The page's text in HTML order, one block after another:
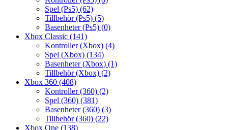
Spel (Ps5) (62)
Tillbehör (Ps5) (5)
Basenheter (Ps5) (0)
Xbox Classic (141)
Kontroller (Xbox) (4)
Spel (Xbox) (134)
Basenheter (Xbox) (1)
Tillbehör (Xbox) (2)
Xbox 360 (408)
Kontroller (360) (2)
Spel (360) (381)
Basenheter (360) (3)
Tillbehör (360) (22)
Xbox One (138)